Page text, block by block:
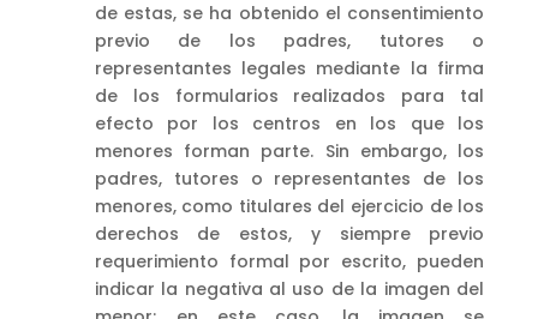
de estas, se ha obtenido el consentimiento
previo de los padres, tutores o
representantes legales mediante la firma
de los formularios realizados para tal
efecto por los centros en los que los
menores forman parte. Sin embargo, los
padres, tutores o representantes de los
menores, como titulares del ejercicio de los
derechos de estos, y siempre previo
requerimiento formal por escrito, pueden
indicar la negativa al uso de la imagen del